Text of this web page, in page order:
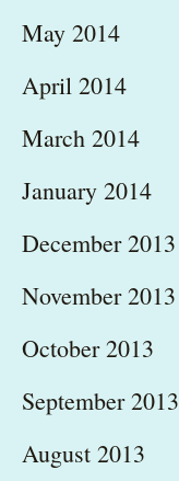
May 2014
April 2014
March 2014
January 2014
December 2013
November 2013
October 2013
September 2013
August 2013